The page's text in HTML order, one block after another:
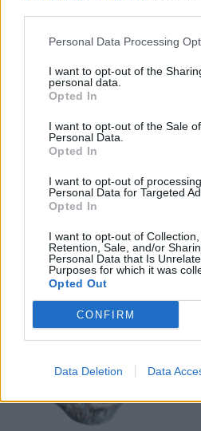
Personal Data Processing
I want to opt-out of the
personal data.
Opted In
I want to opt-out of the Sale
Personal Data.
Opted In
I want to opt-out of
Personal Data for Targeted
Opted In
I want to opt-out of Collection,
Retention, Sale, and/or
Personal Data that Is
Purposes for which it was
Opted Out
CONFIRM
Data Deletion Data
Bemutatkozás: Magas színvonalú
bútorok, szőnyegek, üveg, porcelán
néprajzi tárgyak értékesítése és
gyűjtemények árverezése.
GALÉRIA TOVÁBBI
KAPCSOLÓDÓ